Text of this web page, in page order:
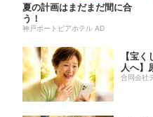
夏の計画はまだまだ間に合
う！
神戸ポートピアホテル AD
【宝
人へ】
合同会社